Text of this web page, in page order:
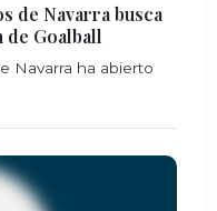
de Navarra busca
de Goalball
Navarra ha abierto